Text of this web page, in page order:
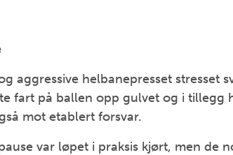
aggressive helbanepresset stresset
fart på ballen opp gulvet og i tillegg
mot etablert forsvar.
var løpet i praksis kjørt, men de